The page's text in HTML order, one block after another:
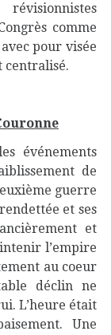
comme
pour visée
centralisé.
événements
de
guerre
et ses
et
l’empire
au coeur
déclin ne
L’heure était
Une